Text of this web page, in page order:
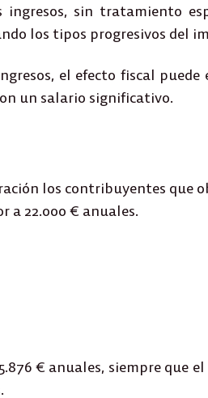
, sin tratamiento
los tipos progresivos del
el efecto fiscal puede
un salario significativo.
los contribuyentes que
a 22.000 € anuales.
€ anuales, siempre que